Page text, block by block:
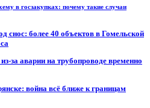
в госзакупках: почему такие случаи
снос: более 40 объектов в Гомельской
за аварии на трубопроводе временно
война всё ближе к границам